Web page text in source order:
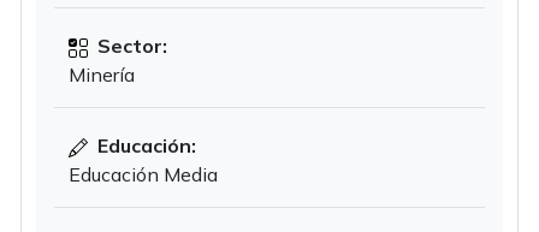
Sector:
Minería
Educación:
Educación Media